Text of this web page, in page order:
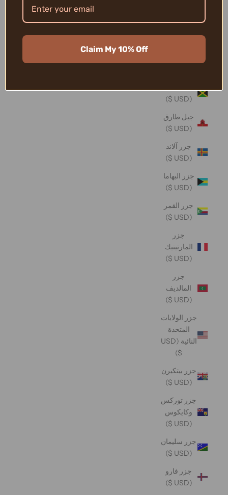
(USD $)
جبل طارق
(USD $)
جزر آلاند
(USD $)
جزر البهاما
(USD $)
جزر القمر
(USD $)
جزر
المارتينيك
(USD $)
جزر
المالديف
(USD $)
جزر الولايات
المتحدة
النائية (USD
$)
جزر بيتكيرن
(USD $)
جزر توركس
وكايكوس
(USD $)
جزر سليمان
(USD $)
جزر فارو
(USD $)
Claim My 10% Off